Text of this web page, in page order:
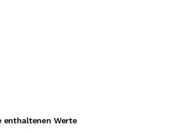
enthaltenen Werte